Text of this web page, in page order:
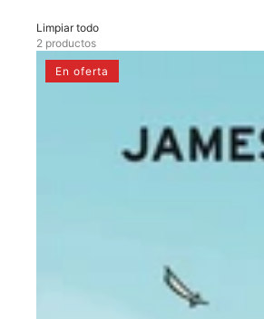
Limpiar todo
2 productos
WYND
En oferta